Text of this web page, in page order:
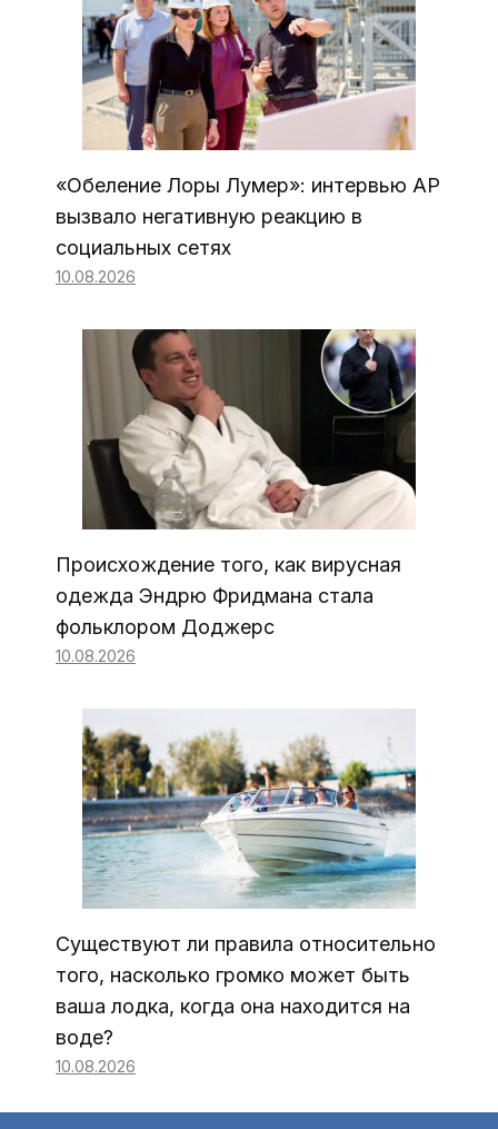
«Обеление Лоры Лумер»: интервью AP
вызвало негативную реакцию в
социальных сетях
10.08.2026
Происхождение того, как вирусная
одежда Эндрю Фридмана стала
фольклором Доджерс
10.08.2026
Существуют ли правила относительно
того, насколько громко может быть
ваша лодка, когда она находится на
воде?
10.08.2026